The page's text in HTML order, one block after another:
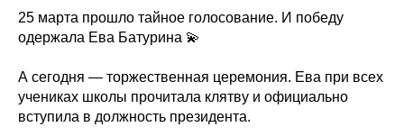
25 марта прошло тайное голосование. И победу
одержала Ева Батурина 💫
А сегодня — торжественная церемония. Ева при всех
учениках школы прочитала клятву и официально
вступила в должность президента.